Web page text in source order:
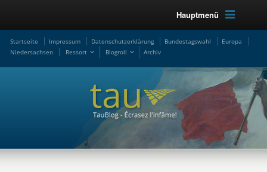
Hauptmenü
Startseite Impressum Datenschutzerklärung Bundestagswahl
Europa
Niedersachsen
Ressort Blogroll Archiv